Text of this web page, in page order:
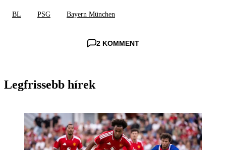
BL PSG Bayern München
2 KOMMENT
Legfrissebb hírek